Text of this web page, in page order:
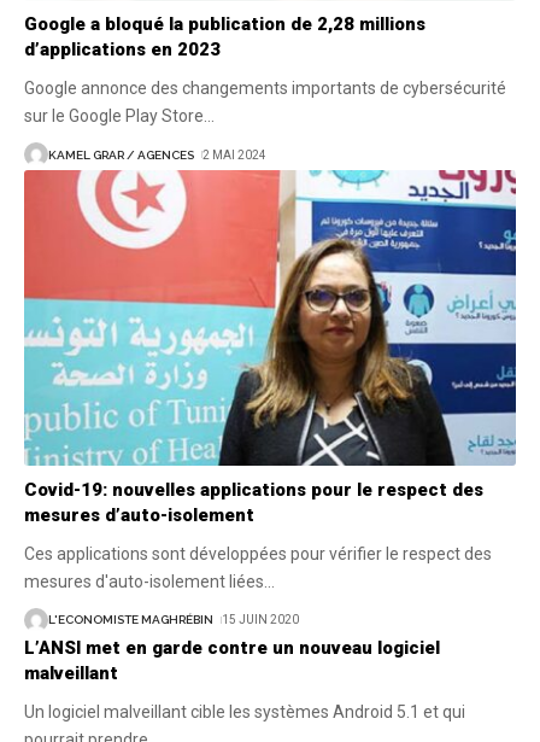
Google a bloqué la publication de 2,28 millions
d’applications en 2023
Google annonce des changements importants de cybersécurité
sur le Google Play Store
KAMEL GRAR / AGENCES 2 MAI 2024
Covid-19: nouvelles applications pour le respect des
mesures d’auto-isolement
Ces applications sont développées pour vérifier le respect des
mesures d'auto-isolement liées
L'ECONOMISTE MAGHRÉBIN 15 JUIN 2020
L’ANSI met en garde contre un nouveau logiciel
malveillant
Un logiciel malveillant cible les systèmes Android 5.1 et qui